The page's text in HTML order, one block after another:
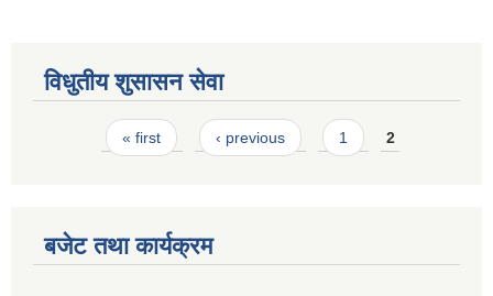
विधुतीय शुसासन सेवा
Pages« first ‹ previous 1 2
बजेट तथा कार्यक्रम